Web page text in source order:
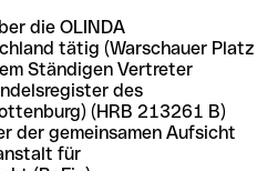
die OLINDA
tätig (Warschauer Platz
Ständigen Vertreter
des
(HRB 213261 B)
der gemeinsamen Aufsicht
für